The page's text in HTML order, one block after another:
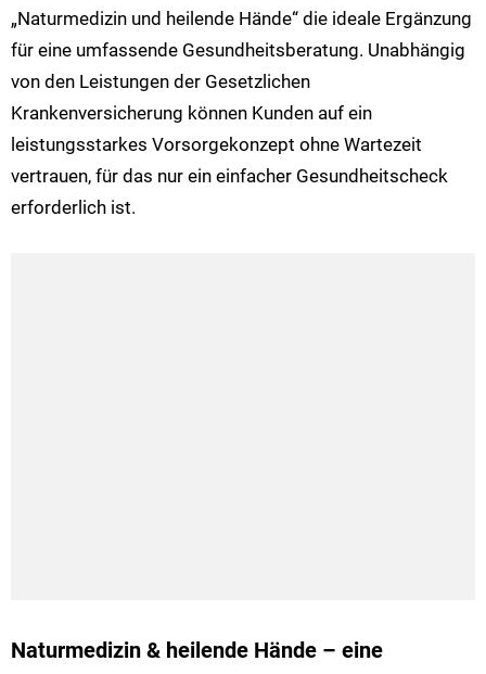
„Naturmedizin und heilende Hände“ die ideale Ergänzung
für eine umfassende Gesundheitsberatung. Unabhängig
von den Leistungen der Gesetzlichen
Krankenversicherung können Kunden auf ein
leistungsstarkes Vorsorgekonzept ohne Wartezeit
vertrauen, für das nur ein einfacher Gesundheitscheck
erforderlich ist.
Naturmedizin & heilende Hände – eine